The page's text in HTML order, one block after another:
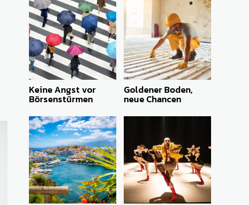
Keine Angst vor
Börsenstürmen
Goldener Boden,
neue Chancen